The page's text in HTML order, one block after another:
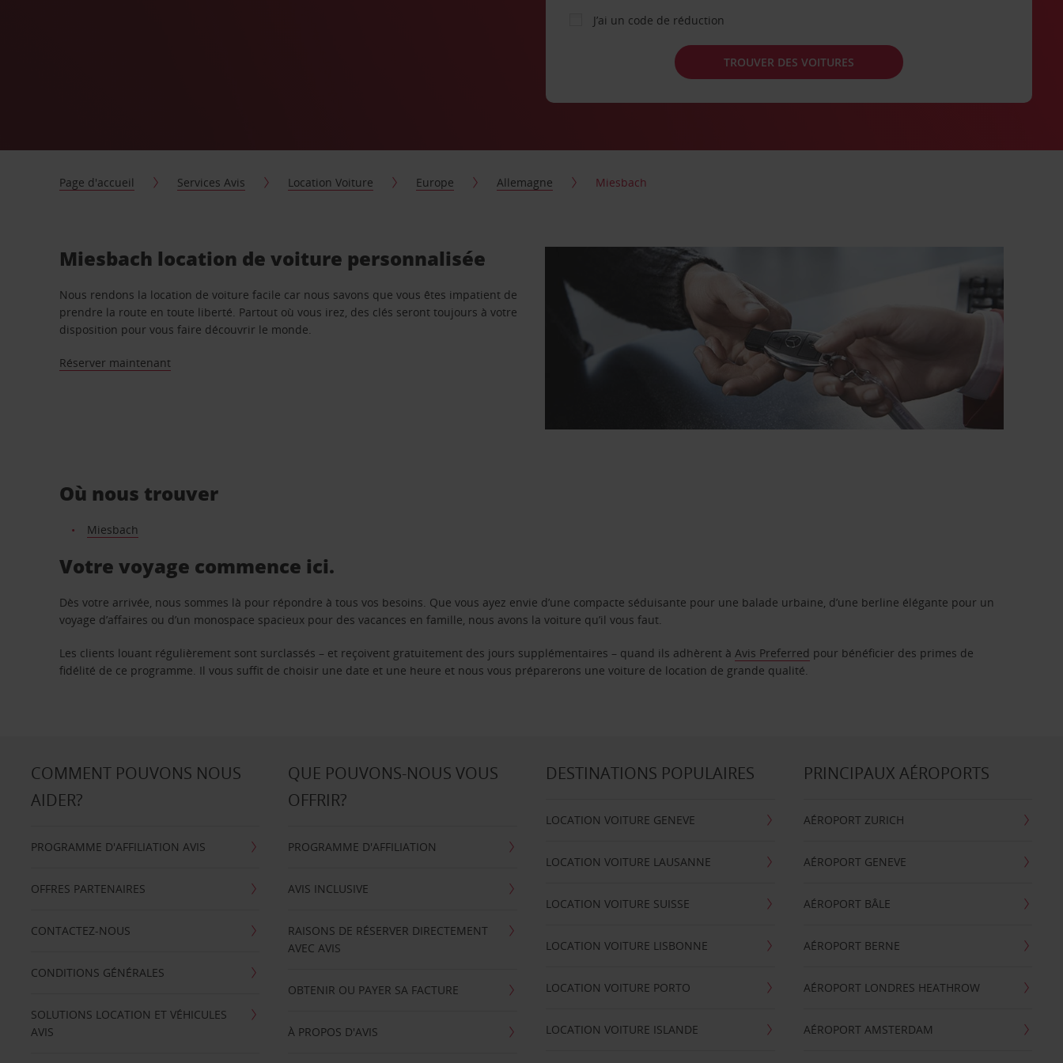
J’ai un code de réduction
TROUVER DES VOITURES
Page d'accueil Services Avis Location Voiture Europe Allemagne Miesbach
Miesbach location de voiture personnalisée
Nous rendons la location de voiture facile car nous savons que vous êtes impatient de
prendre la route en toute liberté. Partout où vous irez, des clés seront toujours à votre
disposition pour vous faire découvrir le monde.
Réserver maintenant
Où nous trouver
Miesbach
Votre voyage commence ici.
Dès votre arrivée, nous sommes là pour répondre à tous vos besoins. Que vous ayez envie d’une compacte séduisante pour une balade urbaine, d’une berline élégante pour un
voyage d’affaires ou d’un monospace spacieux pour des vacances en famille, nous avons la voiture qu’il vous faut.
Les clients louant régulièrement sont surclassés – et reçoivent gratuitement des jours supplémentaires – quand ils adhèrent àAvis Preferred pour bénéficier des primes de
fidélité de ce programme. Il vous suffit de choisir une date et une heure et nous vous préparerons une voiture de location de grande qualité.
COMMENT POUVONS NOUS
AIDER?
PROGRAMME D'AFFILIATION AVIS
OFFRES PARTENAIRES
CONTACTEZ-NOUS
CONDITIONS GÉNÉRALES
SOLUTIONS LOCATION ET VÉHICULES
AVIS
QUE POUVONS-NOUS VOUS
OFFRIR?
PROGRAMME D'AFFILIATION
AVIS INCLUSIVE
RAISONS DE RÉSERVER DIRECTEMENT
AVEC AVIS
OBTENIR OU PAYER SA FACTURE
À PROPOS D'AVIS
DESTINATIONS POPULAIRES
LOCATION VOITURE GENEVE
LOCATION VOITURE LAUSANNE
LOCATION VOITURE SUISSE
LOCATION VOITURE LISBONNE
LOCATION VOITURE PORTO
LOCATION VOITURE ISLANDE
PRINCIPAUX AÉROPORTS
AÉROPORT ZURICH
AÉROPORT GENEVE
AÉROPORT BÂLE
AÉROPORT BERNE
AÉROPORT LONDRES HEATHROW
AÉROPORT AMSTERDAM